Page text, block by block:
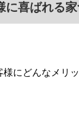
に喜ばれる
にどんなメリ